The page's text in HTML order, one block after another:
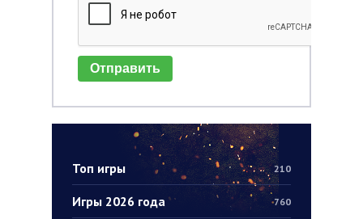
Топ игры 210
Игры 2026 года 760
Отправить